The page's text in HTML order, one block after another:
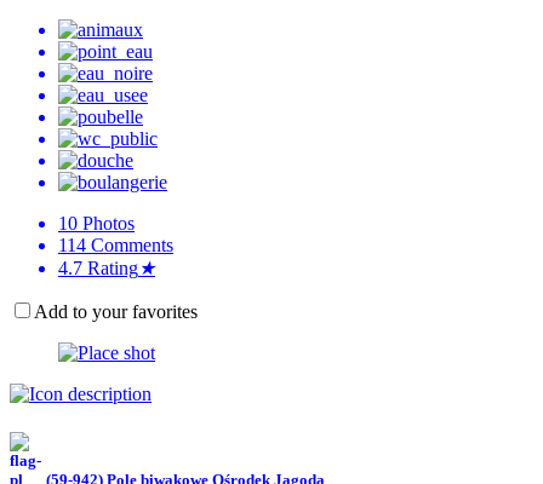
10 Photos
114 Comments
4.7 Rating★
Add to your favorites
(59-942) Pole biwakowe Ośrodek Jagoda